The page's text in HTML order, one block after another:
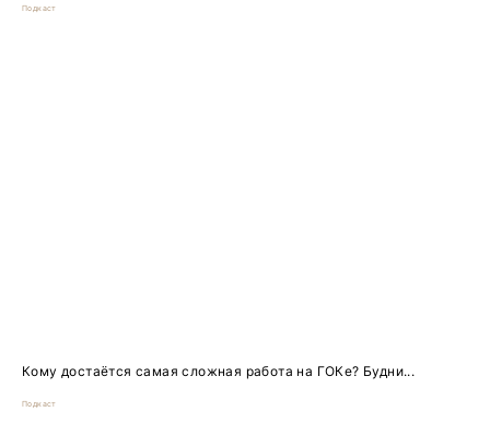
Подкаст
Кому достаётся самая сложная работа на ГОКе? Будни...
Подкаст